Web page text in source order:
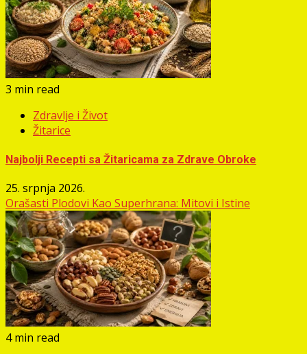
3 min read
Zdravlje i Život
Žitarice
Najbolji Recepti sa Žitaricama za Zdrave Obroke
25. srpnja 2026.
Orašasti Plodovi Kao Superhrana: Mitovi i Istine
4 min read